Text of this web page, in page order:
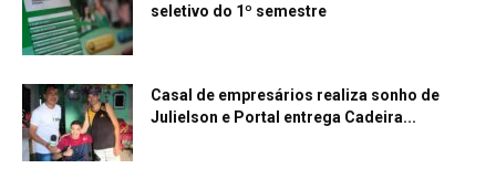
seletivo do 1º semestre
Casal de empresários realiza sonho de
Julielson e Portal entrega Cadeira...